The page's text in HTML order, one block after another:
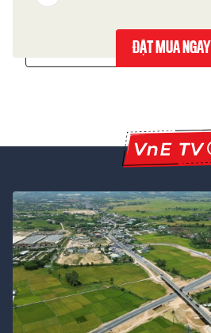
ĐẶT MUA NGAY